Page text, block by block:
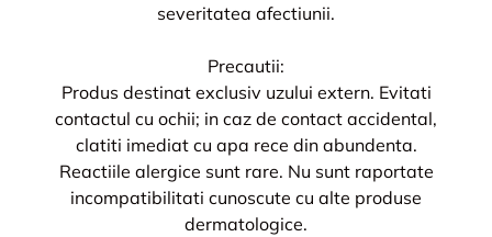
severitatea afectiunii.
Precautii:
Produs destinat exclusiv uzului extern. Evitati
contactul cu ochii; in caz de contact accidental,
clatiti imediat cu apa rece din abundenta.
Reactiile alergice sunt rare. Nu sunt raportate
incompatibilitati cunoscute cu alte produse
dermatologice.